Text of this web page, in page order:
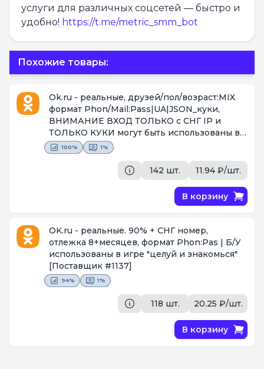
услуги для различных соцсетей — быстро и
удобно! https://t.me/metric_smm_bot
Похожие товары:
Ok.ru - реальные, друзей/пол/возраст:MIX
формат Phon/Mail:Pass|UA|JSON_куки,
ВНИМАНИЕ ВХОД ТОЛЬКО с СНГ IP и
ТОЛЬКО КУКИ могут быть использованы в
игре "целуй и знакомься" БЕЗ ЗАМЕНЫ 90%
ВАЛИД![Поставщик #2320]
100% 1%
142 шт. 11.94 ₽/шт.
В корзину
OK.ru - реальные. 90% + СНГ номер,
отлежка 8+месяцев, формат Phon:Pas | Б/У
использованы в игре "целуй и знакомься"
[Поставщик #1137]
94% 1%
118 шт. 20.25 ₽/шт.
В корзину